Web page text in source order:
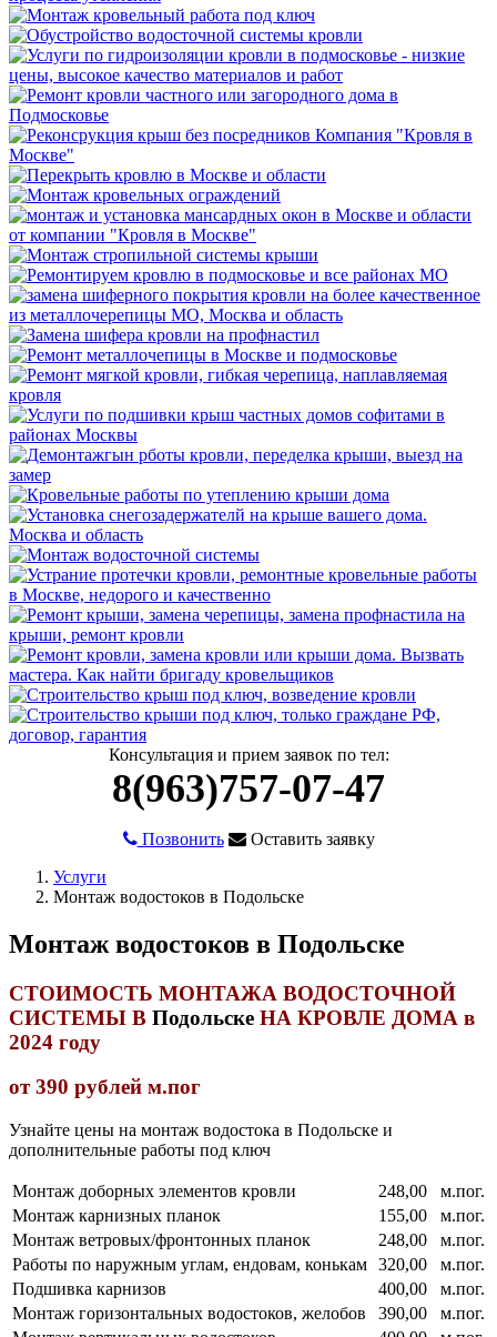
Консультация и прием заявок по тел:
8(963)757-07-47
Позвонить
Оставить заявку
Услуги
Монтаж водостоков в Подольске
Монтаж водостоков в Подольске
СТОИМОСТЬ МОНТАЖА ВОДОСТОЧНОЙ
СИСТЕМЫ В Подольске НА КРОВЛЕ ДОМА в
2024 году
от 390 рублей м.пог
Узнайте цены на монтаж водостока в Подольске и
дополнительные работы под ключ
Монтаж доборных элементов кровли 248,00
м.пог.
Монтаж карнизных планок
155,00
м.пог.
Монтаж ветровых/фронтонных планок
248,00
м.пог.
Работы по наружным углам, ендовам, конькам 320,00
м.пог.
Подшивка карнизов
400,00
м.пог.
Монтаж горизонтальных водостоков, желобов
390,00
м.пог.